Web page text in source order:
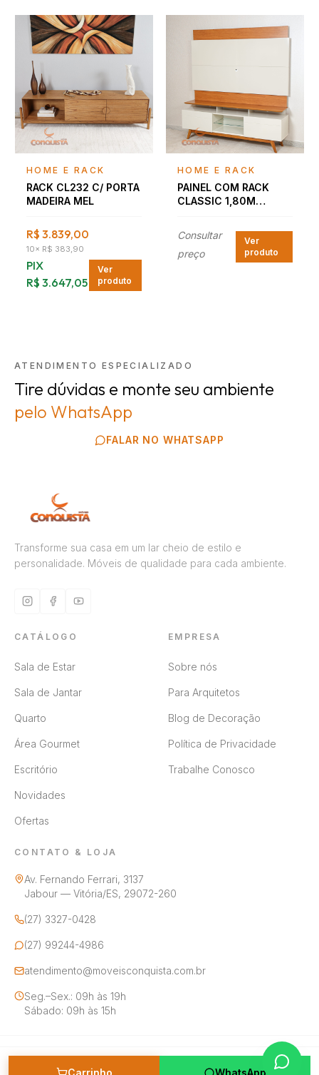
Falar com consultor
HOME E RACK
RACK CL232 C/ PORTA
MADEIRA MEL
R$ 3.839,00
10× R$ 383,90
PIX
R$ 3.647,05
Ver
produto
Falar com consultor
HOME E RACK
PAINEL COM RACK
CLASSIC 1,80M
Consultar
preço
Ver
produto
Carrinho WhatsApp
ATENDIMENTO ESPECIALIZADO
Tire dúvidas e monte seu ambiente
pelo WhatsApp
FALAR NO WHATSAPP
Transforme sua casa em um lar cheio de estilo e
personalidade. Móveis de qualidade para cada ambiente.
CATÁLOGO
Sala de Estar
Sala de Jantar
Quarto
Área Gourmet
Escritório
Novidades
Ofertas
EMPRESA
Sobre nós
Para Arquitetos
Blog de Decoração
Política de Privacidade
Trabalhe Conosco
CONTATO & LOJA
Av. Fernando Ferrari, 3137
Jabour — Vitória/ES, 29072-260
(27) 3327-0428
(27) 99244-4986
atendimento@moveisconquista.com.br
Seg.–Sex.: 09h às 19h
Sábado: 09h às 15h
©2026Móveis Conquista. CNPJ 27.338.466/0002-39 — Todos os
direitos reservados.